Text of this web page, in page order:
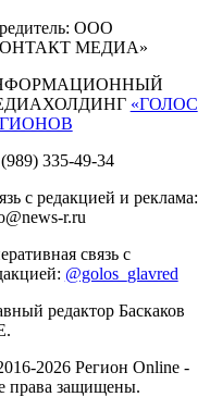
ООО
МЕДИА»
«ГОЛОС
335-49-34
с редакцией и реклама:
r.ru
связь с
@golos_glavred
редактор Баскаков
2026 Регион Online -
права защищены.